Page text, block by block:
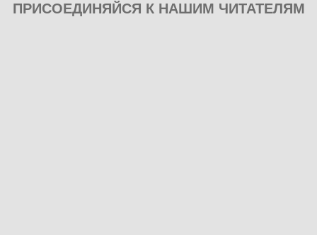
ПРИСОЕДИНЯЙСЯ К НАШИМ ЧИТАТЕЛЯМ